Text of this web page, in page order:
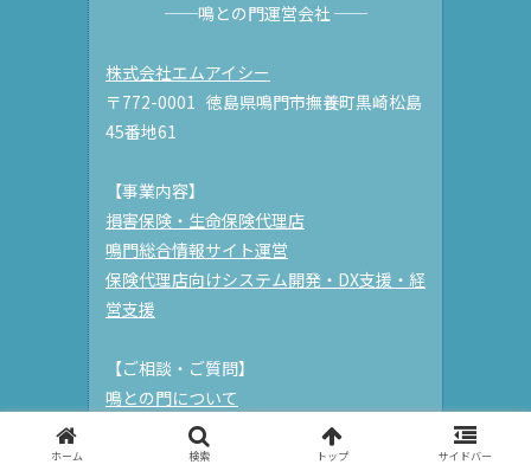
──鳴との門運営会社 ──
株式会社エムアイシー
〒772-0001 徳島県鳴門市撫養町黒崎松島
45番地61
【事業内容】
損害保険・生命保険代理店
鳴門総合情報サイト運営
保険代理店向けシステム開発・DX支援・経
営支援
【ご相談・ご質問】
鳴との門について
その他保険等に関する事について
ホーム 検索 トップ サイドバー